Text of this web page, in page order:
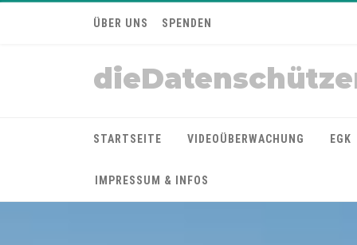
ÜBER UNS SPENDEN
STARTSEITE VIDEOÜBERWACHUNG EGK
IMPRESSUM & INFOS